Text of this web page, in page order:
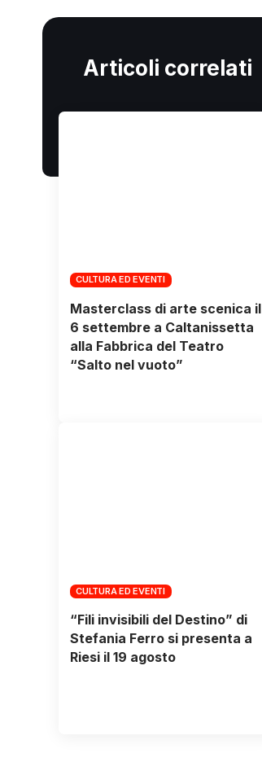
Articoli correlati
CULTURA ED EVENTI
Masterclass di arte scenica il
6 settembre a Caltanissetta
alla Fabbrica del Teatro
“Salto nel vuoto”
CULTURA ED EVENTI
“Fili invisibili del Destino” di
Stefania Ferro si presenta a
Riesi il 19 agosto